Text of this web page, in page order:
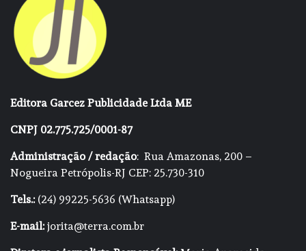
Editora Garcez Publicidade Ltda ME
CNPJ 02.775.725/0001-87
Administração / redação: Rua Amazonas, 200 –
Nogueira Petrópolis-RJ CEP: 25.730-310
Tels.:(24) 99225-5636 (Whatsapp)
E-mail:jorita@terra.com.br